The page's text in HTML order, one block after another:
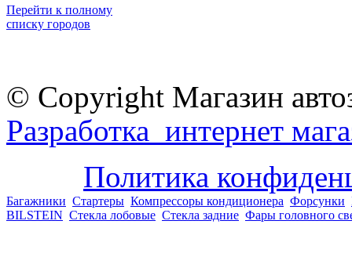
Перейти к полному
списку городов
© Copyright Магазин
Разработка интернет
Политика
Багажники Стартеры Компрессоры кондиционера Форсунки
BILSTEIN Стекла лобовые Стекла задние Фары головного